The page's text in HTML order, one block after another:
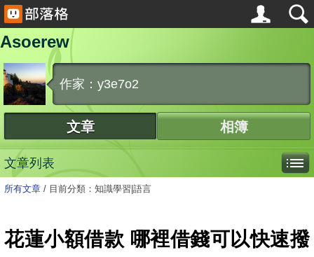
Asoerew
作家：y3e7o2
文章 相簿
文章列表
所有文章 / 目前分類：知識學習|語言
花蓮小額借款 哪裡借錢可以快速撥